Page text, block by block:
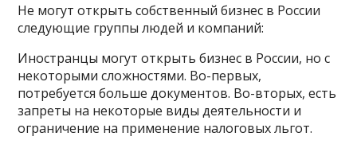
Не могут открыть собственный бизнес в России
следующие группы людей и компаний:
Иностранцы могут открыть бизнес в России, но с
некоторыми сложностями. Во-первых,
потребуется больше документов. Во-вторых, есть
запреты на некоторые виды деятельности и
ограничение на применение налоговых льгот.